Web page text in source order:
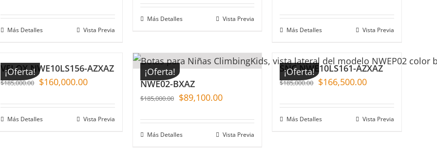
Más Detalles Vista Previa
Más Detalles Vista Previa
Más Detalles Vista Previa
¡Oferta!
VELOX NWE10LS156-AZXAZ
$185,000.00 $160,000.00
Más Detalles Vista Previa
¡Oferta!
NWE02-BXAZ
$185,000.00 $89,100.00
Más Detalles Vista Previa
¡Oferta!
SNC NWE10LS161-AZXAZ
$185,000.00 $166,500.00
Más Detalles Vista Previa